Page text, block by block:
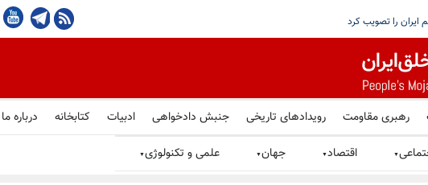
رویترز: سنای آمریکا طرح تحریم روسیه و رژیم ایران را تصویب کرد
رهبری مقاومت رویدادهای تاریخی جنبش دادخواهی ادبیات کتابخانه درباره ما
▼ اقتصاد▼ جهان▼ علمی و تکنولوژی▼